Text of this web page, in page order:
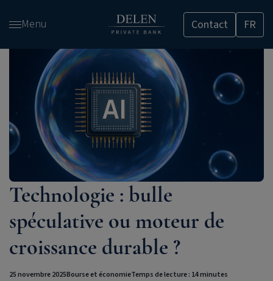
Menu Contact FR
Technologie : bulle
spéculative ou moteur de
croissance durable ?
25 novembre 2025Bourse et économieTemps de lecture : 14 minutes